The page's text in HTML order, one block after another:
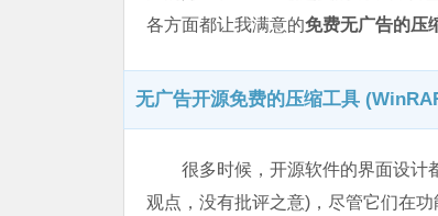
各方面都让我满意的免费无广告的压
无广告开源免费的压缩工具
很多时候，开源软件的界面设计
观点，没有批评之意)，尽管它们在